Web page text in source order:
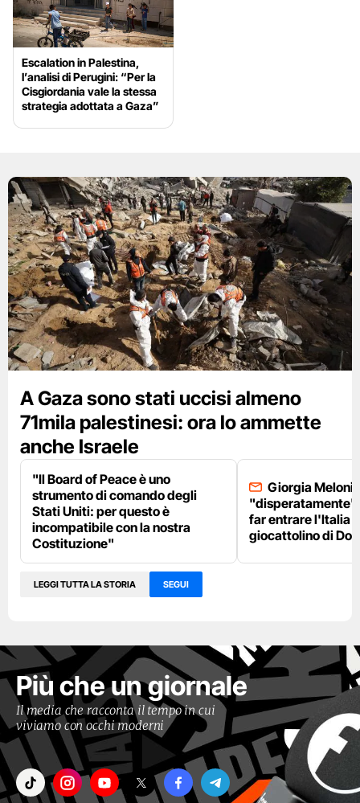
Escalation in Palestina,
l’analisi di Perugini: “Per la
Cisgiordania vale la stessa
strategia adottata a Gaza”
A Gaza sono stati uccisi almeno
71mila palestinesi: ora lo ammette
anche Israele
"Il Board of Peace è uno
strumento di comando degli
Stati Uniti: per questo è
incompatibile con la nostra
Costituzione"
Giorgia Meloni
"disperatamente"
far entrare l'Italia
giocattolino di
LEGGI TUTTA LA STORIA SEGUI
Più che un giornale
Il media che racconta il tempo in cui
viviamo con occhi moderni